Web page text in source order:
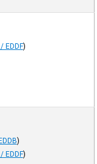
EDDF)
)
EDDF)